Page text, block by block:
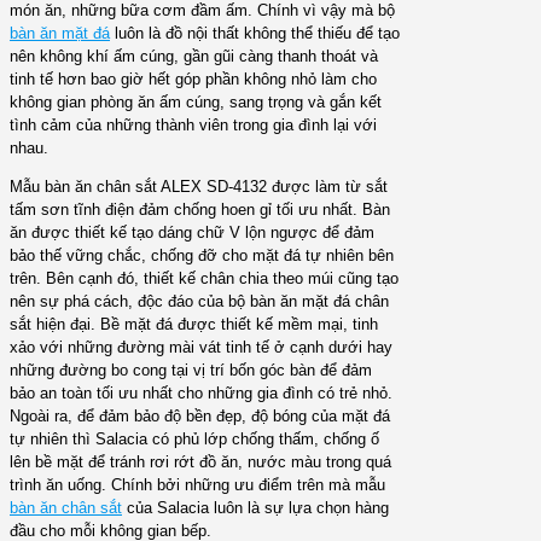
món ăn, những bữa cơm đầm ấm. Chính vì vậy mà bộ
bàn ăn mặt đáluôn là đồ nội thất không thể thiếu để tạo
nên không khí ấm cúng, gần gũi càng thanh thoát và
tinh tế hơn bao giờ hết góp phần không nhỏ làm cho
không gian phòng ăn ấm cúng, sang trọng và gắn kết
tình cảm của những thành viên trong gia đình lại với
nhau.
Mẫu bàn ăn chân sắt ALEX SD-4132 được làm từ sắt
tấm sơn tĩnh điện đảm chống hoen gỉ tối ưu nhất. Bàn
ăn được thiết kế tạo dáng chữ V lộn ngược để đảm
bảo thế vững chắc, chống đỡ cho mặt đá tự nhiên bên
trên. Bên cạnh đó, thiết kế chân chia theo múi cũng tạo
nên sự phá cách, độc đáo của bộ bàn ăn mặt đá chân
sắt hiện đại. Bề mặt đá được thiết kế mềm mại, tinh
xảo với những đường mài vát tinh tế ở cạnh dưới hay
những đường bo cong tại vị trí bốn góc bàn để đảm
bảo an toàn tối ưu nhất cho những gia đình có trẻ nhỏ.
Ngoài ra, để đảm bảo độ bền đẹp, độ bóng của mặt đá
tự nhiên thì Salacia có phủ lớp chống thấm, chống ố
lên bề mặt để tránh rơi rớt đồ ăn, nước màu trong quá
trình ăn uống. Chính bởi những ưu điểm trên mà mẫu
bàn ăn chân sắt của Salacia luôn là sự lựa chọn hàng
đầu cho mỗi không gian bếp.